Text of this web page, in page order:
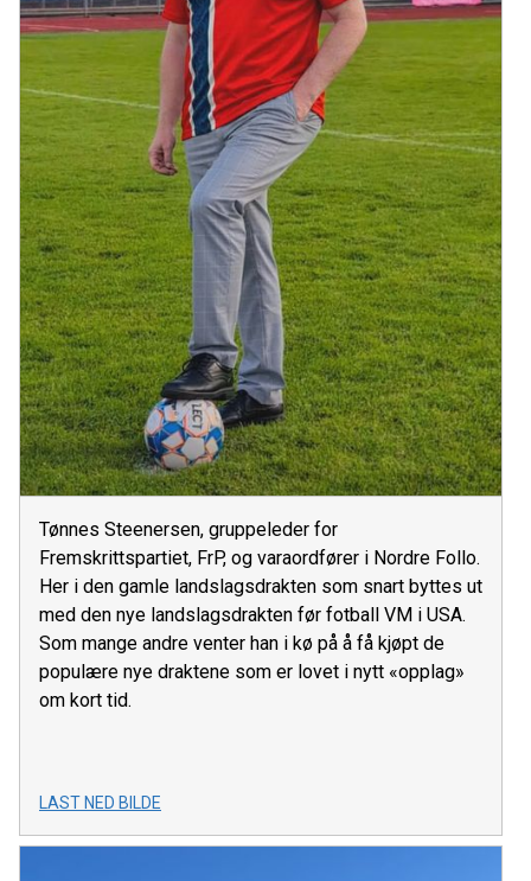
Tønnes Steenersen, gruppeleder for
Fremskrittspartiet, FrP, og varaordfører i Nordre Follo.
Her i den gamle landslagsdrakten som snart byttes ut
med den nye landslagsdrakten før fotball VM i USA.
Som mange andre venter han i kø på å få kjøpt de
populære nye draktene som er lovet i nytt «opplag»
om kort tid.
LAST NED BILDE